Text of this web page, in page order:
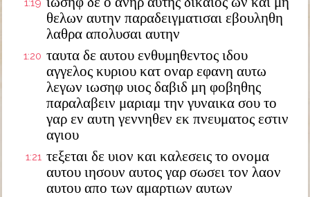
1:19
θελων αυτην παραδειγματισαι εβουληθη
λαθρα απολυσαι αυτην
1:20 ταυτα δε αυτου ενθυμηθεντος ιδου
αγγελος κυριου κατ οναρ εφανη αυτω
λεγων ιωσηφ υιος δαβιδ μη φοβηθης
παραλαβειν μαριαμ την γυναικα σου το
γαρ εν αυτη γεννηθεν εκ πνευματος εστιν
αγιου
1:21 τεξεται δε υιον και καλεσεις το ονομα
αυτου ιησουν αυτος γαρ σωσει τον λαον
αυτου απο των αμαρτιων αυτων